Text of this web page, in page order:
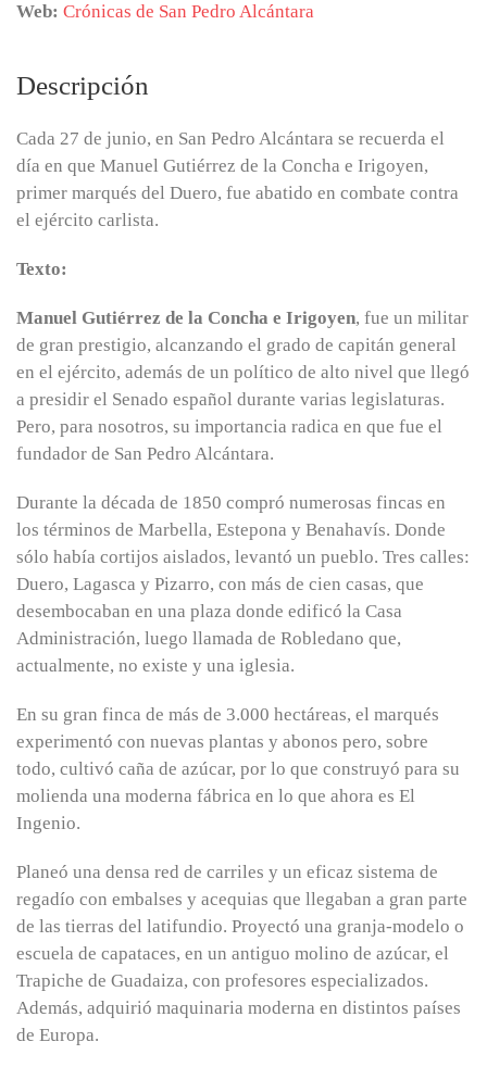
Web: Crónicas de San Pedro Alcántara
Descripción
Cada 27 de junio, en San Pedro Alcántara se recuerda el
día en que Manuel Gutiérrez de la Concha e Irigoyen,
primer marqués del Duero, fue abatido en combate contra
el ejército carlista.
Texto:
Manuel Gutiérrez de la Concha e Irigoyen, fue un militar
de gran prestigio, alcanzando el grado de capitán general
en el ejército, además de un político de alto nivel que llegó
a presidir el Senado español durante varias legislaturas.
Pero, para nosotros, su importancia radica en que fue el
fundador de San Pedro Alcántara.
Durante la década de 1850 compró numerosas fincas en
los términos de Marbella, Estepona y Benahavís. Donde
sólo había cortijos aislados, levantó un pueblo. Tres calles:
Duero, Lagasca y Pizarro, con más de cien casas, que
desembocaban en una plaza donde edificó la Casa
Administración, luego llamada de Robledano que,
actualmente, no existe y una iglesia.
En su gran finca de más de 3.000 hectáreas, el marqués
experimentó con nuevas plantas y abonos pero, sobre
todo, cultivó caña de azúcar, por lo que construyó para su
molienda una moderna fábrica en lo que ahora es El
Ingenio.
Planeó una densa red de carriles y un eficaz sistema de
regadío con embalses y acequias que llegaban a gran parte
de las tierras del latifundio. Proyectó una granja-modelo o
escuela de capataces, en un antiguo molino de azúcar, el
Trapiche de Guadaiza, con profesores especializados.
Además, adquirió maquinaria moderna en distintos países
de Europa.